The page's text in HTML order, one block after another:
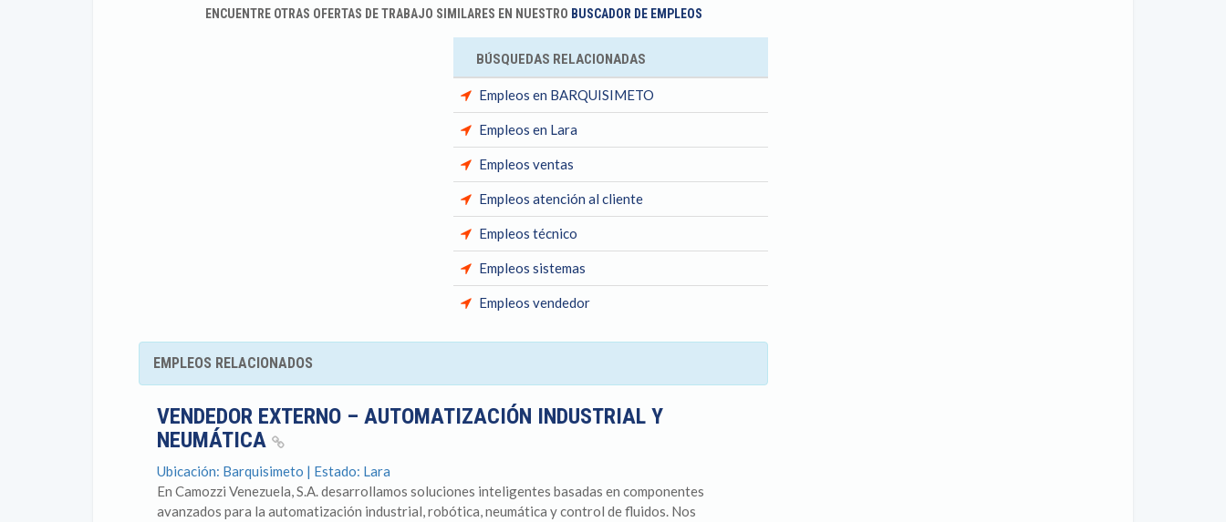
ENCUENTRE OTRAS OFERTAS DE TRABAJO SIMILARES EN NUESTRO BUSCADOR DE EMPLEOS
BÚSQUEDAS RELACIONADAS
Empleos en BARQUISIMETO
Empleos en Lara
Empleos ventas
Empleos atención al cliente
Empleos técnico
Empleos sistemas
Empleos vendedor
EMPLEOS RELACIONADOS
VENDEDOR EXTERNO – AUTOMATIZACIÓN INDUSTRIAL Y
NEUMÁTICA
Ubicación: Barquisimeto | Estado: Lara
En Camozzi Venezuela, S.A. desarrollamos soluciones inteligentes basadas en componentes
avanzados para la automatización industrial, robótica, neumática y control de fluidos. Nos